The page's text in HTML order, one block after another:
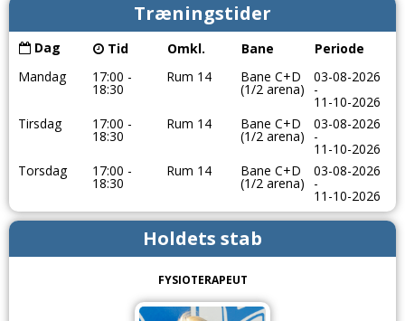
Træningstider
Dag Tid Omkl. Bane
Periode
Mandag
17:00 -
18:30
Rum 14 Bane C+D
(1/2 arena)
03-08-2026
-
11-10-2026
Tirsdag
17:00 -
18:30
Rum 14 Bane C+D
(1/2 arena)
03-08-2026
-
11-10-2026
Torsdag
17:00 -
18:30
Rum 14 Bane C+D
(1/2 arena)
03-08-2026
-
11-10-2026
Holdets stab
FYSIOTERAPEUT